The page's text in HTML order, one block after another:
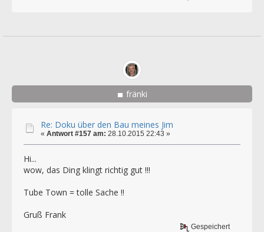
fränki
Re: Doku über den Bau meines Jim
« Antwort #157 am: 28.10.2015 22:43 »
Hi...
wow, das Ding klingt richtig gut !!!
Tube Town = tolle Sache !!
Gruß Frank
Gespeichert